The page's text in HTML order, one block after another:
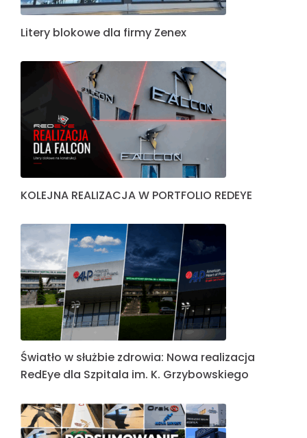
Litery blokowe dla firmy Zenex
KOLEJNA REALIZACJA W PORTFOLIO REDEYE
Światło w służbie zdrowia: Nowa realizacja
RedEye dla Szpitala im. K. Grzybowskiego